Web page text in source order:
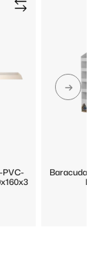
PVC-
Baracuda